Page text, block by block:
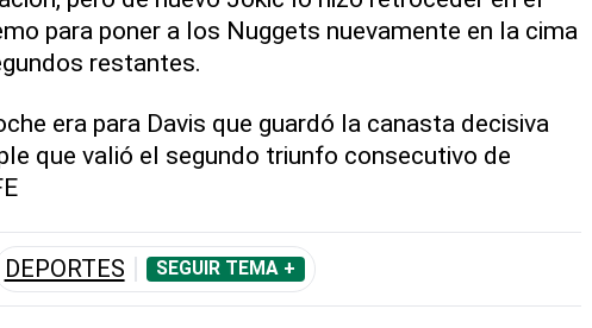
para poner a los Nuggets nuevamente en la cima
restantes.
era para Davis que guardó la canasta decisiva
que valió el segundo triunfo consecutivo de
DEPORTES SEGUIR TEMA +